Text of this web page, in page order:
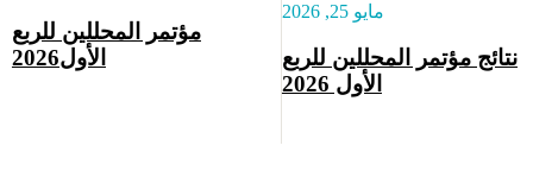
مايو 25, 2026
نتائج مؤتمر المحللين للربع
الأول 2026
مؤتمر المحللين للربع
الأول2026